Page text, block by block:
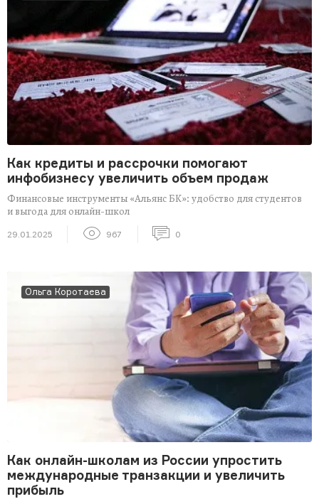
Как кредиты и рассрочки помогают
инфобизнесу увеличить объем продаж
Финансовые инструменты «Альянс БК»: удобство для студентов
и выгода для онлайн-школ
29.01.2025 967 0
Ольга Коротаева
Как онлайн-школам из России упростить
международные транзакции и увеличить
прибыль